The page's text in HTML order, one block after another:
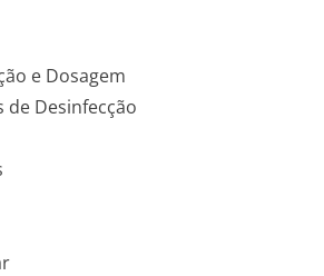
e Dosagem
de Desinfecção